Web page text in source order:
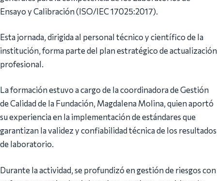
Ensayo y Calibración (ISO/IEC 17025:2017).
Esta jornada, dirigida al personal técnico y científico de la
institución, forma parte del plan estratégico de actualización
profesional.
La formación estuvo a cargo de la coordinadora de Gestión
de Calidad de la Fundación, Magdalena Molina, quien aportó
su experiencia en la implementación de estándares que
garantizan la validez y confiabilidad técnica de los resultados
de laboratorio.
Durante la actividad, se profundizó en gestión de riesgos con